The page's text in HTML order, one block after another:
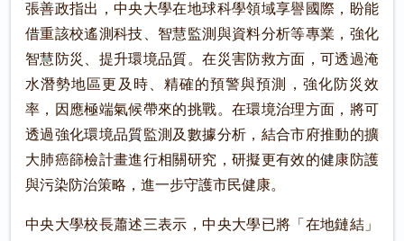
張善政指出，中央大學在地球科學領域享譽國際，盼能
借重該校遙測科技、智慧監測與資料分析等專業，強化
智慧防災、提升環境品質。在災害防救方面，可透過淹
水潛勢地區更及時、精確的預警與預測，強化防災效
率，因應極端氣候帶來的挑戰。在環境治理方面，將可
透過強化環境品質監測及數據分析，結合市府推動的擴
大肺癌篩檢計畫進行相關研究，研擬更有效的健康防護
與污染防治策略，進一步守護市民健康。
中央大學校長蕭述三表示，中央大學已將「在地鏈結」